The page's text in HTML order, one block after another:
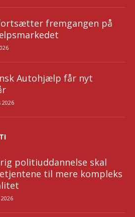
fremgangen på
Autohjælp får nyt
2026
politiuddannelse skal
til mere kompleks